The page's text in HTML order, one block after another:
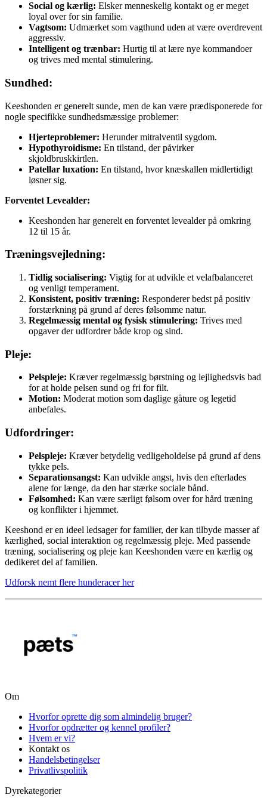
Social og kærlig: Elsker menneskelig kontakt og er meget
loyal over for sin familie.
Vagtsom: Udmærket som vagthund uden at være overdrevent
aggressiv.
Intelligent og trænbar: Hurtig til at lære nye kommandoer
og trives med mental stimulering.
Sundhed:
Keeshonden er generelt sunde, men de kan være prædisponerede for
nogle specifikke sundhedsmæssige problemer:
Hjerteproblemer: Herunder mitralventil sygdom.
Hypothyroidisme: En tilstand, der påvirker
skjoldbruskkirtlen.
Patellar luxation: En tilstand, hvor knæskallen midlertidigt
løsner sig.
Forventet Levealder:
Keeshonden har generelt en forventet levealder på omkring
12 til 15 år.
Træningsvejledning:
Tidlig socialisering: Vigtig for at udvikle et velafbalanceret
og venligt temperament.
Konsistent, positiv træning: Responderer bedst på positiv
forstærkning på grund af deres følsomme natur.
Regelmæssig mental og fysisk stimulering: Trives med
opgaver der udfordrer både krop og sind.
Pleje:
Pelspleje: Kræver regelmæssig børstning og lejlighedsvis bad
for at holde pelsen sund og fri for filt.
Motion: Moderat motion som daglige gåture og legetid
anbefales.
Udfordringer:
Pelspleje: Kræver betydelig vedligeholdelse på grund af dens
tykke pels.
Separationsangst: Kan udvikle angst, hvis den efterlades
alene for længe, da den har stærke sociale bånd.
Følsomhed: Kan være særligt følsom over for hård træning
og konflikter i hjemmet.
Keeshond er en ideel ledsager for familier, der kan tilbyde masser af
kærlighed, social interaktion og regelmæssig pleje. Med passende
træning, socialisering og pleje kan Keeshonden være en kærlig og
dedikeret del af familien.
Udforsk nemt flere hunderacer her
Om
Hvorfor oprette dig som almindelig bruger?
Hvorfor opdrætter og kennel profiler?
Hvem er vi?
Kontakt os
Handelsbetingelser
Privatlivspolitik
Dyrekategorier